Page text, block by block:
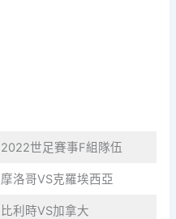
2022世足賽事F組隊伍
摩洛哥VS克羅埃西亞
比利時VS加拿大